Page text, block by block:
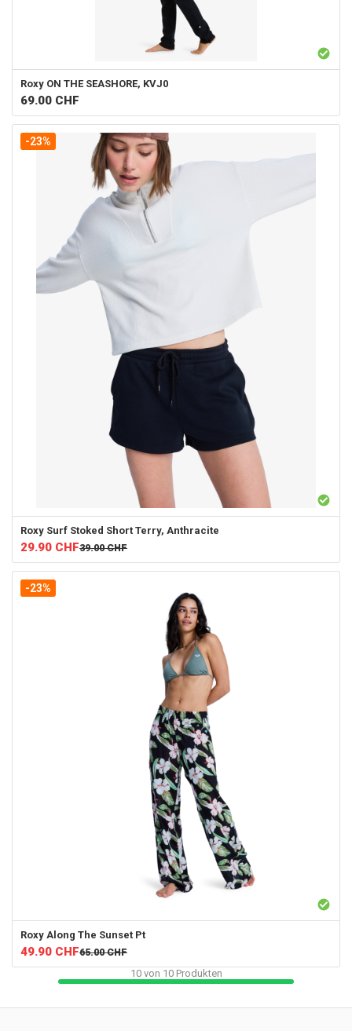
Roxy ON THE SEASHORE, KVJ0
69.00 CHF
-23%
Roxy Surf Stoked Short Terry, Anthracite
29.90 CHF39.00 CHF
-23%
Roxy Along The Sunset Pt
49.90 CHF65.00 CHF
10von 10Produkten